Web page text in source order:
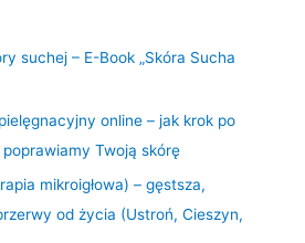
suchej – E-Book „Skóra Sucha
online – jak krok po
Twoją skórę
mikroigłowa) – gęstsza,
od życia (Ustroń, Cieszyn,